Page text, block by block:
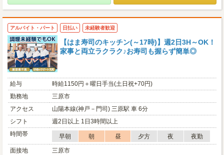
アルバイト・パート 日払い 未経験者歓迎
【はま寿司のキッチン(～17時)】週2日3H～OK！
家事と両立ラクラク♪お寿司も握らず簡単◎
給与
時給1150円＋曜日手当(土日祝+70円)
勤務地
三原市
アクセス
山陽本線(神戸－門司) 三原駅 車 6分
シフト
週2日以上 1日3時間以上
時間帯
早朝 朝 昼 夕方 夜
夜勤
面接地
三原市